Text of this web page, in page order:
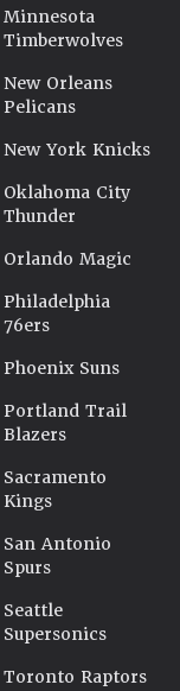
Minnesota
Timberwolves
New Orleans
Pelicans
New York Knicks
Oklahoma City
Thunder
Orlando Magic
Philadelphia
76ers
Phoenix Suns
Portland Trail
Blazers
Sacramento
Kings
San Antonio
Spurs
Seattle
Supersonics
Toronto Raptors